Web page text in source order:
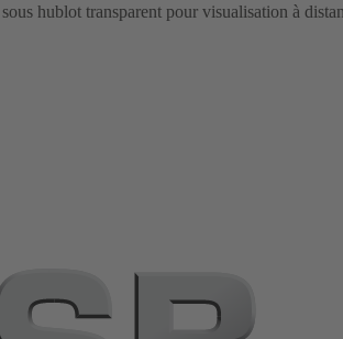
hublot transparent pour visualisation à